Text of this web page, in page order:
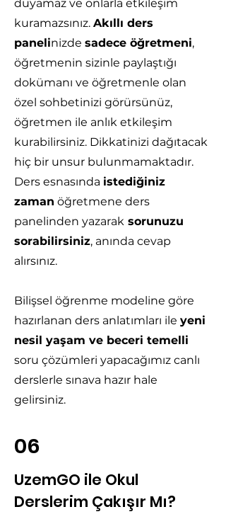
duyamaz ve onlarla etkileşim
kuramazsınız. Akıllı ders
panelinizde sadece öğretmeni,
öğretmenin sizinle paylaştığı
dokümanı ve öğretmenle olan
özel sohbetinizi görürsünüz,
öğretmen ile anlık etkileşim
kurabilirsiniz. Dikkatinizi dağıtacak
hiç bir unsur bulunmamaktadır.
Ders esnasında istediğiniz
zaman öğretmene ders
panelinden yazarak sorunuzu
sorabilirsiniz, anında cevap
alırsınız.
Bilişsel öğrenme modeline göre
hazırlanan ders anlatımları ile yeni
nesil yaşam ve beceri temelli
soru çözümleri yapacağımız canlı
derslerle sınava hazır hale
gelirsiniz.
06
UzemGO ile Okul
Derslerim Çakışır Mı?